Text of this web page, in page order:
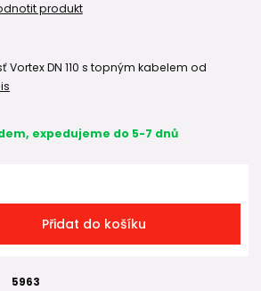
produkt
DN 110 s topným kabelem od
expedujeme do 5-7 dnů
Přidat do košíku
5963